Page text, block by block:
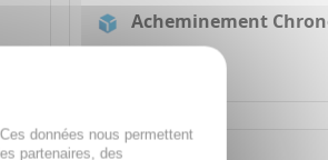
Acheminement
données nous permettent
partenaires, des